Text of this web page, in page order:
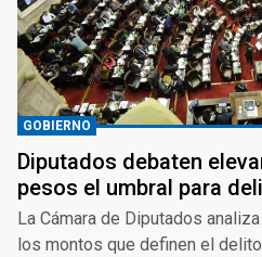
GOBIERNO
Diputados debaten
pesos el umbral para
La Cámara de Diputados
los montos que definen el